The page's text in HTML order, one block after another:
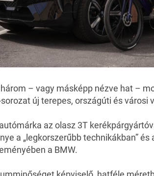
– vagy másképp nézve hat –
sorozat új terepes, országúti és városi
az olasz 3T
a „legkorszerűbb technikákban”
a BMW.